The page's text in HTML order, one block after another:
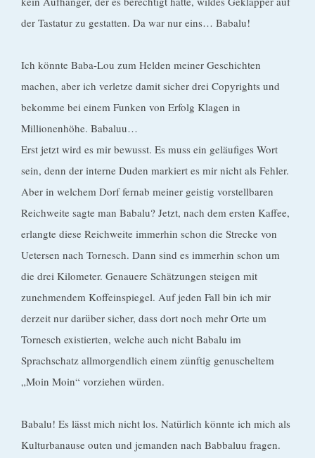
der Tastatur zu gestatten. Da war nur eins… Babalu!
Ich könnte Baba-Lou zum Helden meiner Geschichten
machen, aber ich verletze damit sicher drei Copyrights und
bekomme bei einem Funken von Erfolg Klagen in
Millionenhöhe. Babaluu…
Erst jetzt wird es mir bewusst. Es muss ein geläufiges Wort
sein, denn der interne Duden markiert es mir nicht als Fehler.
Aber in welchem Dorf fernab meiner geistig vorstellbaren
Reichweite sagte man Babalu? Jetzt, nach dem ersten Kaffee,
erlangte diese Reichweite immerhin schon die Strecke von
Uetersen nach Tornesch. Dann sind es immerhin schon um
die drei Kilometer. Genauere Schätzungen steigen mit
zunehmendem Koffeinspiegel. Auf jeden Fall bin ich mir
derzeit nur darüber sicher, dass dort noch mehr Orte um
Tornesch existierten, welche auch nicht Babalu im
Sprachschatz allmorgendlich einem zünftig genuscheltem
„Moin Moin“ vorziehen würden.
Babalu! Es lässt mich nicht los. Natürlich könnte ich mich als
Kulturbanause outen und jemanden nach Babbaluu fragen.